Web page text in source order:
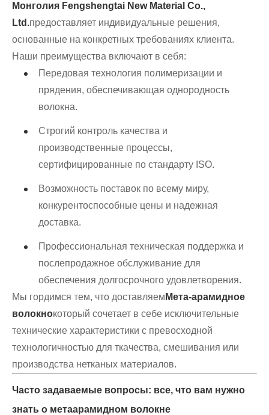
Монголия Fengshengtai New Material Co.,
Ltd.предоставляет индивидуальные решения,
основанные на конкретных требованиях клиента.
Наши преимущества включают в себя:
Передовая технология полимеризации и
прядения, обеспечивающая однородность
волокна.
Строгий контроль качества и
производственные процессы,
сертифицированные по стандарту ISO.
Возможность поставок по всему миру,
конкурентоспособные цены и надежная
доставка.
Профессиональная техническая поддержка и
послепродажное обслуживание для
обеспечения долгосрочного удовлетворения.
Мы гордимся тем, что доставляем Мета-арамидное
волокнокоторый сочетает в себе исключительные
технические характеристики с превосходной
технологичностью для ткачества, смешивания или
производства нетканых материалов.
Часто задаваемые вопросы: все, что вам нужно
знать о метаарамидном волокне